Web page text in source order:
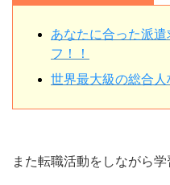
あなたに合った派
フ！！
世界最大級の総合
また転職活動をしながら